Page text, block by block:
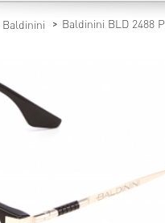
Baldinini Baldinini BLD 2488